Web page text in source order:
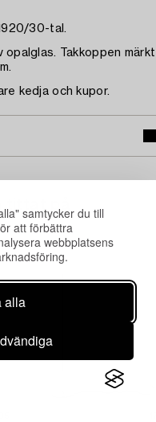
samtycker du till
att förbättra
webbplatsens
alla
30-tal.
opalglas. Takkoppen märkt
kedja och kupor.
tittat på